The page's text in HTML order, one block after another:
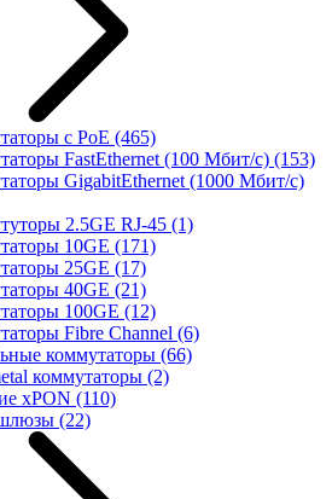
с PoE (465)
FastEthernet (100 Мбит/с) (153)
GigabitEthernet (1000 Мбит/с)
2.5GE RJ-45 (1)
10GE (171)
25GE (17)
40GE (21)
100GE (12)
Fibre Channel (6)
коммутаторы (66)
коммутаторы (2)
xPON (110)
(22)